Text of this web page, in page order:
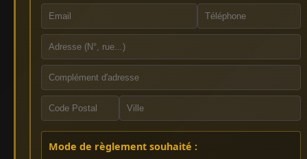
Mode de règlement souhaité :